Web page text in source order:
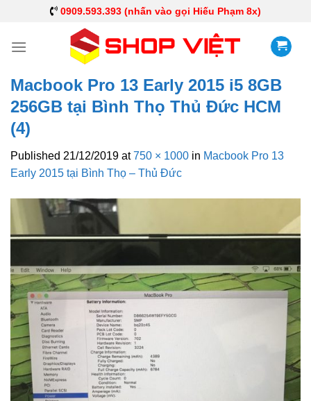
0909.593.393 (nhấn vào gọi Hiếu Phạm 8x)
Macbook Pro 13 Early 2015 i5 8GB
256GB tại Bình Thọ Thủ Đức HCM
(4)
Published 21/12/2019 at750 × 1000 in Macbook Pro 13
Early 2015 tại Bình Thọ – Thủ Đức